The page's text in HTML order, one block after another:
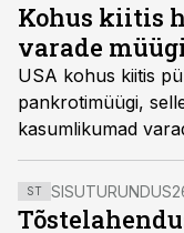
Kohus kiitis
varade
USA kohus kiitis
pankrotimüügi,
kasumlikumad varad pankrotikaitse alt välja
omandusse.
ST SISUTURUNDUS